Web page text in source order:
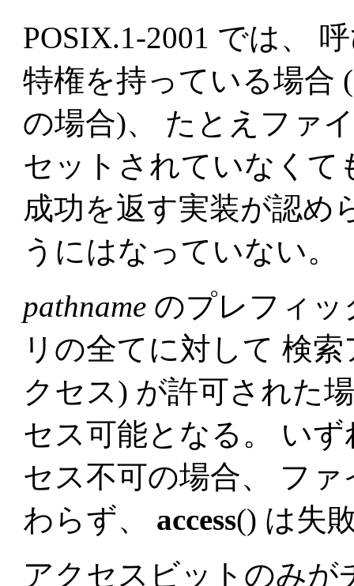
POSIX.1-2001 では、
特権を持っている場合
の場合)、 たとえファ
セットされていなくて
成功を返す実装が認め
うにはなっていない。
pathname のプレフィ
リの全てに対して 検
クセス) が許可された
セス可能となる。 い
セス不可の場合、 フ
わらず、 access() は失
アクセスビットのみ